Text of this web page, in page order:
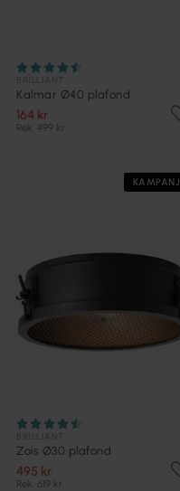
Kalmar Ø40 plafond
164 kr
Rek. 499 kr
KAMPANJ
Zois Ø30 plafond
495 kr
Rek. 619 kr